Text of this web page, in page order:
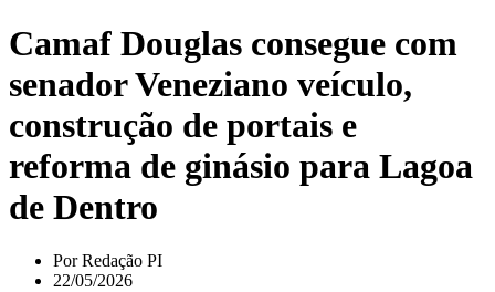
Camaf Douglas consegue com
senador Veneziano veículo,
construção de portais e
reforma de ginásio para Lagoa
de Dentro
PorRedação PI
22/05/2026